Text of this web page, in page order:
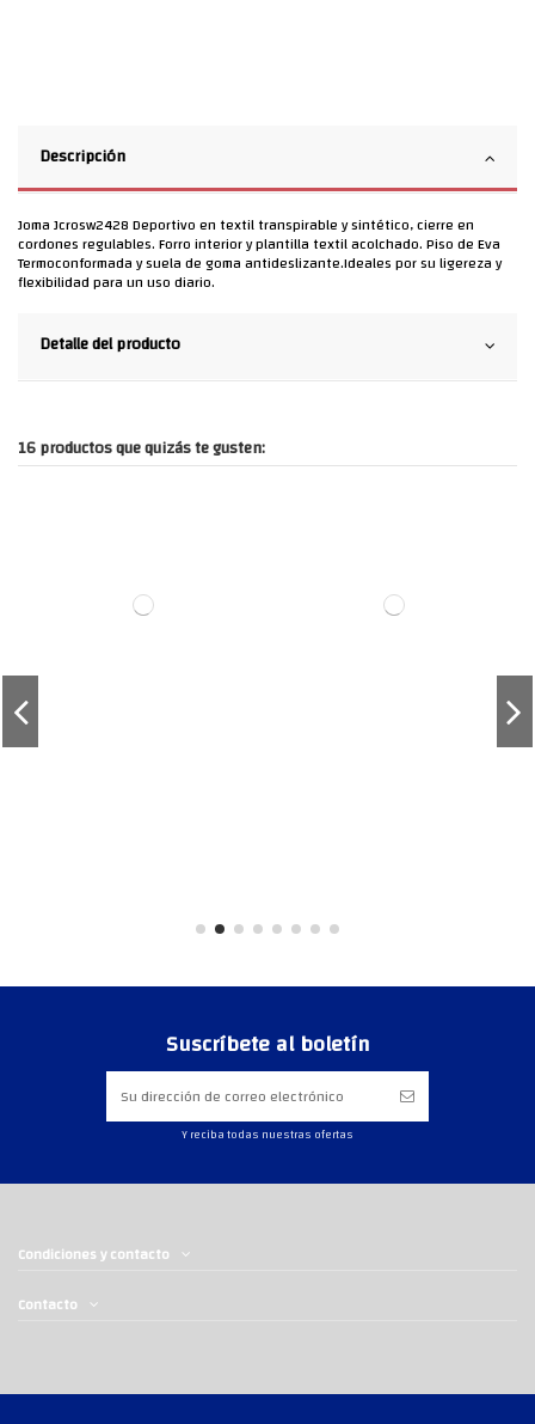
Descripción
Joma Jcrosw2428 Deportivo en textil transpirable y sintético, cierre en
cordones regulables. Forro interior y plantilla textil acolchado. Piso de Eva
Termoconformada y suela de goma antideslizante.Ideales por su ligereza y
flexibilidad para un uso diario.
Detalle del producto
16 productos que quizás te gusten:
Suscríbete al boletín
Y reciba todas nuestras ofertas
Condiciones y contacto
Contacto